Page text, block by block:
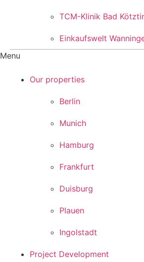
TCM-Klinik Bad
Einkaufswelt
Menu
Our properties
Berlin
Munich
Hamburg
Frankfurt
Duisburg
Plauen
Ingolstadt
Project Development